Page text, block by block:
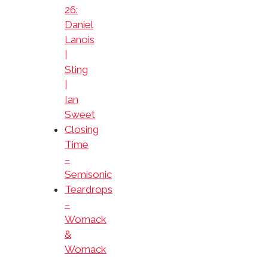
26:
Daniel
Lanois
Sting
Ian
Sweet
Closing
Time
–
Semisonic
Teardrops
–
Womack
&
Womack